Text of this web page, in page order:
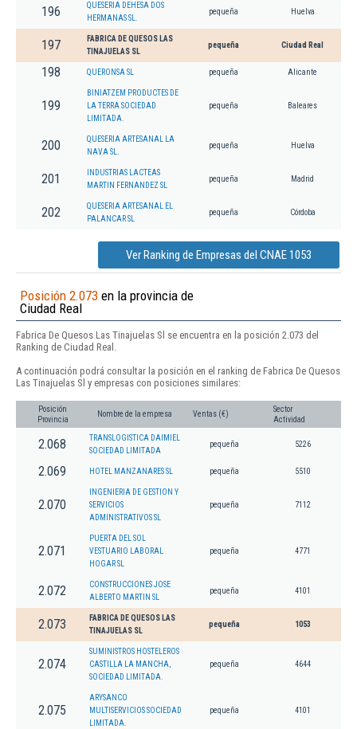
196
QUESERIA DEHESA DOS
HERMANAS SL.
pequeña Huelva
197
FABRICA DE QUESOS LAS
TINAJUELAS SL
pequeña Ciudad Real
198 QUERONSA SL pequeña Alicante
199
BINIATZEM PRODUCTES DE
LA TERRA SOCIEDAD
LIMITADA.
pequeña Baleares
200
QUESERIA ARTESANAL LA
NAVA SL.
pequeña Huelva
201
INDUSTRIAS LACTEAS
MARTIN FERNANDEZ SL
pequeña Madrid
202
QUESERIA ARTESANAL EL
PALANCAR SL
pequeña Córdoba
Ver Ranking de Empresas del CNAE 1053
Posición 2.073 en la provincia de
Ciudad Real
Fabrica De Quesos Las Tinajuelas Sl se encuentra en la posición 2.073 del
Ranking de Ciudad Real.
A continuación podrá consultar la posición en el ranking de Fabrica De Quesos
Las Tinajuelas Sl y empresas con posiciones similares:
Posición
Provincia
Nombre de la empresa Ventas (€)
Sector
Actividad
2.068
TRANSLOGISTICA DAIMIEL
SOCIEDAD LIMITADA
pequeña 5226
2.069 HOTEL MANZANARES SL pequeña 5510
2.070
INGENIERIA DE GESTION Y
SERVICIOS
ADMINISTRATIVOS SL
pequeña 7112
2.071
PUERTA DEL SOL
VESTUARIO LABORAL
HOGAR SL
pequeña 4771
2.072
CONSTRUCCIONES JOSE
ALBERTO MARTIN SL
pequeña 4101
2.073
FABRICA DE QUESOS LAS
TINAJUELAS SL
pequeña 1053
2.074
SUMINISTROS HOSTELEROS
CASTILLA LA MANCHA,
SOCIEDAD LIMITADA.
pequeña 4644
2.075
ARYSANCO
MULTISERVICIOS SOCIEDAD
LIMITADA.
pequeña 4101